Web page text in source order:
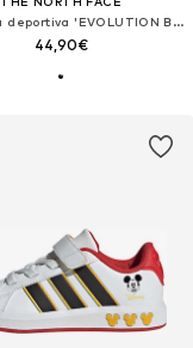
Camiseta deportiva 'EVOLUTION BOX'
44,90€